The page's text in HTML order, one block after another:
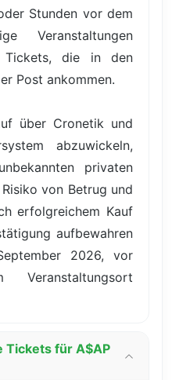
Stunden vor dem
Veranstaltungen
Tickets, die in den
Post ankommen.
über Cronetik und
abzuwickeln,
privaten
von Betrug und
erfolgreichem Kauf
aufbewahren
2026, vor
Veranstaltungsort
Tickets für A$AP